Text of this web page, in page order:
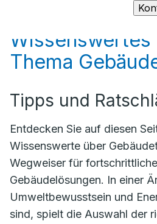
Wissenswertes
Thema
Tipps und
Entdecken Sie auf diesen
Wissenswerte über
Wegweiser für
Gebäudelösungen. In einer
Umweltbewusstsein und
sind, spielt die Auswahl der